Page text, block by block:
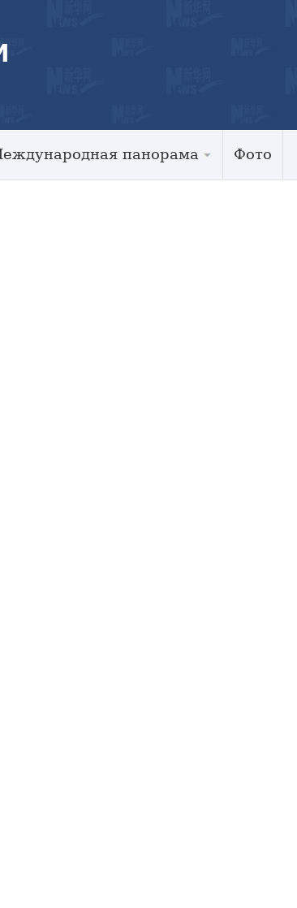
панорама Фото